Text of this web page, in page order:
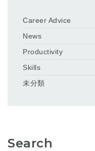
Career Advice
News
Productivity
Skills
未分類
Search